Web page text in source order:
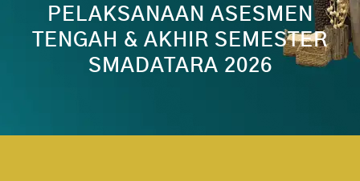
PELAKSANAAN ASESMEN
TENGAH & AKHIR SEMESTER
SMADATARA 2026